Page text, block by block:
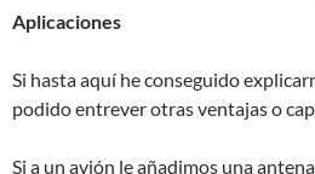
Aplicaciones
Si hasta aquí he conseguido
podido entrever otras ventajas o
Si a un avión le añadimos una